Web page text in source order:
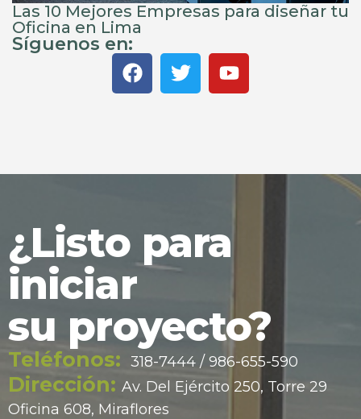
Las 10 Mejores Empresas para diseñar tu
Oficina en Lima
Síguenos en:
¿Listo para
iniciar
su proyecto?
Teléfonos: 318-7444 / 986-655-590
Dirección: Av. Del Ejército 250, Torre 29
Oficina 608, Miraflores